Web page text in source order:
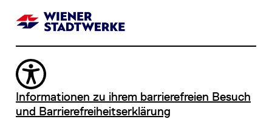
Informationen zu ihrem barrierefreien Besuch
und Barrierefreiheitserklärung